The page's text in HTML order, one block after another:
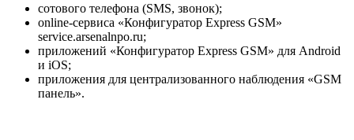
сотового телефона (SMS, звонок);
online-сервиса «Конфигуратор Express GSM»
service.arsenalnpo.ru;
приложений «Конфигуратор Express GSM» для Android
и iOS;
приложения для централизованного наблюдения «GSM
панель».